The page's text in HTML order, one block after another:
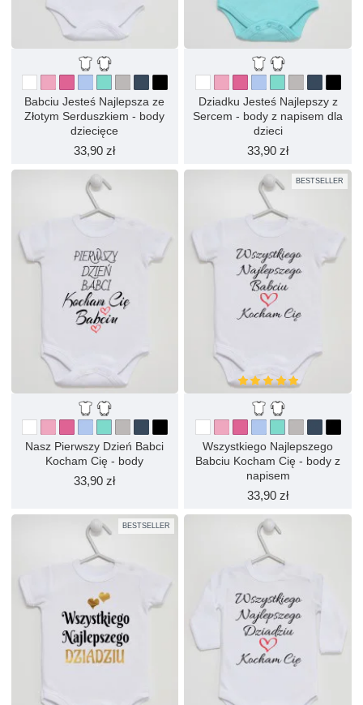
Babciu Jesteś Najlepsza ze
Złotym Serduszkiem - body
dziecięce
33,90 zł
Dziadku Jesteś Najlepszy z
Sercem - body z napisem dla
dzieci
33,90 zł
Nasz Pierwszy Dzień Babci
Kocham Cię - body
33,90 zł
BESTSELLER
Wszystkiego Najlepszego
Babciu Kocham Cię - body z
napisem
33,90 zł
BESTSELLER